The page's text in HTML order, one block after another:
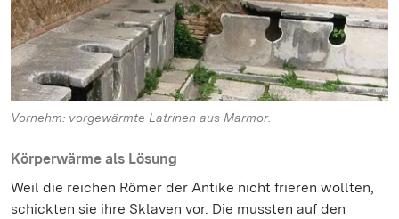
Vornehm: vorgewärmte Latrinen aus Marmor.
Körperwärme als Lösung
Weil die reichen Römer der Antike nicht frieren wollten,
schickten sie ihre Sklaven vor. Die mussten auf den